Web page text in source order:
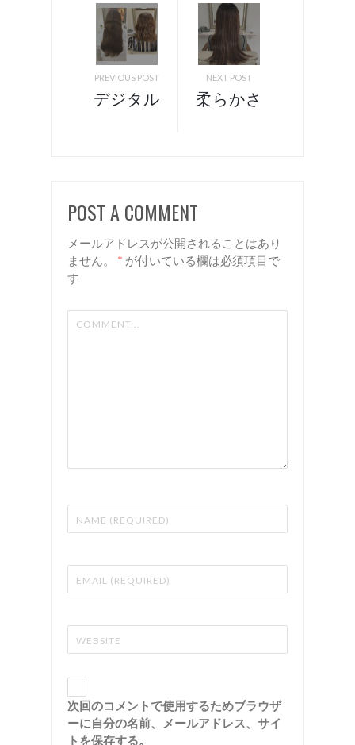
PREVIOUS POST
デジタル
NEXT POST
柔らかさ
谷 美容
室 リア
POST A COMMENT
メールアドレスが公開されることはあり
ません。
* が付いている欄は必須項目で
す
次回のコメントで使用するためブラウザ
ーに自分の名前、メールアドレス、サイ
トを保存する。